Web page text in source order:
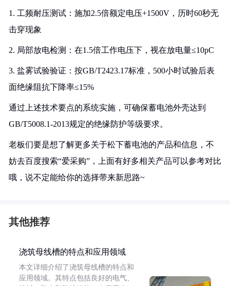
1. 工频耐压测试：施加2.5倍额定电压+1500V，历时60秒无
击穿现象
2. 局部放电检测：在1.5倍工作电压下，视在放电量≤10pC
3. 盐雾试验验证：按GB/T2423.17标准，500小时试验后表
面绝缘阻抗下降率≤15%
通过上述技术要点的系统实施，可确保蓄电池外壳达到
GB/T5008.1-2013规定的绝缘防护等级要求。
老板们要是想了解更多关于松下蓄电池的产品和信息，不
妨去百度搜索“爱采购”，上面有好多相关产品可以参考对比
哦，说不定能给你的选择带来新思路~
其他推荐
浇筑母线槽的特点和应用领域
本文详细介绍了浇筑母线槽的特点和
应用领域。其特点包括良好的电气、